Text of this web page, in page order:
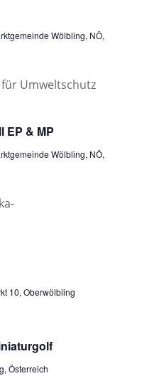
Wölbling, NÖ,
EP & MP
Wölbling, NÖ,
10, Oberwölbling
Österreich